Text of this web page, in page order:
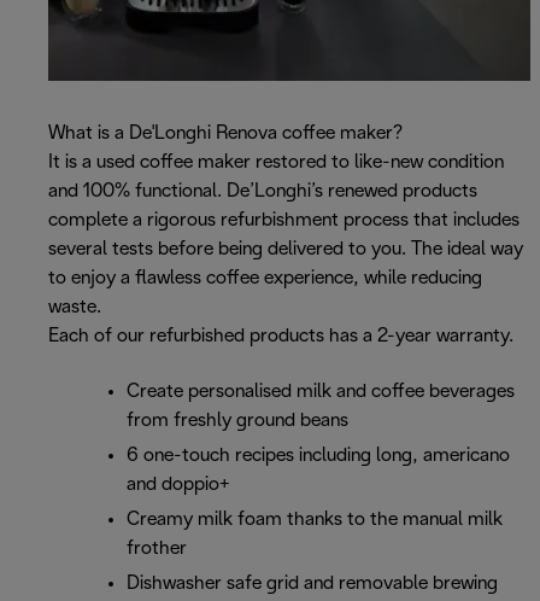
What is a De'Longhi Renova coffee maker?
It is a used coffee maker restored to like-new condition
and 100% functional. De’Longhi’s renewed products
complete a rigorous refurbishment process that includes
several tests before being delivered to you. The ideal way
to enjoy a flawless coffee experience, while reducing
waste.
Each of our refurbished products has a 2-year warranty.
Create personalised milk and coffee beverages
from freshly ground beans
6 one-touch recipes including long, americano
and doppio+
Creamy milk foam thanks to the manual milk
frother
Dishwasher safe grid and removable brewing